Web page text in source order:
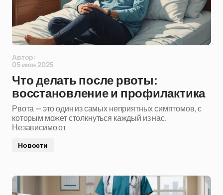
Автор:
05 июн 2025
Что делать после рвоты:
восстановление и профилактика
Рвота — это один из самых неприятных симптомов, с
которым может столкнуться каждый из нас.
Независимо от
Новости